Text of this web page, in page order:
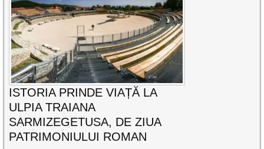
ISTORIA PRINDE VIAȚĂ LA
ULPIA TRAIANA
SARMIZEGETUSA, DE ZIUA
PATRIMONIULUI ROMAN